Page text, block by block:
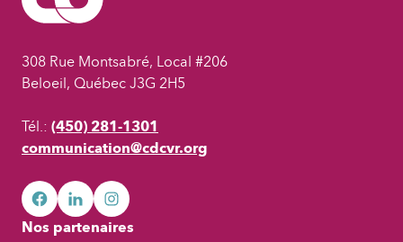
308 Rue Montsabré, Local #206
Beloeil, Québec J3G 2H5
Tél.: (450) 281-1301
communication@cdcvr.org
facebookgoogleplusgoogleplus
Nos partenaires